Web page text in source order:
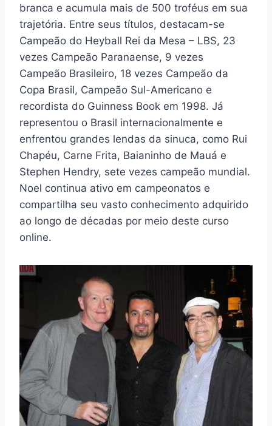
branca e acumula mais de 500 troféus em sua
trajetória. Entre seus títulos, destacam-se
Campeão do Heyball Rei da Mesa – LBS, 23
vezes Campeão Paranaense, 9 vezes
Campeão Brasileiro, 18 vezes Campeão da
Copa Brasil, Campeão Sul-Americano e
recordista do Guinness Book em 1998. Já
representou o Brasil internacionalmente e
enfrentou grandes lendas da sinuca, como Rui
Chapéu, Carne Frita, Baianinho de Mauá e
Stephen Hendry, sete vezes campeão mundial.
Noel continua ativo em campeonatos e
compartilha seu vasto conhecimento adquirido
ao longo de décadas por meio deste curso
online.